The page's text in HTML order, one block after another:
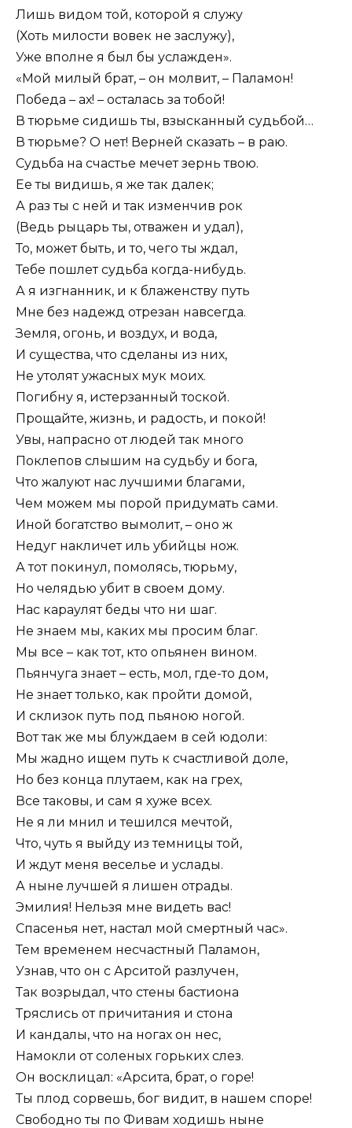
Лишь видом той, которой я служу
(Хоть милости вовек не заслужу),
Уже вполне я был бы услажден».
«Мой милый брат, – он молвит, – Паламон!
Победа – ах! – осталась за тобой!
В тюрьме сидишь ты, взысканный судьбой…
В тюрьме? О нет! Верней сказать – в раю.
Судьба на счастье мечет зернь твою.
Ее ты видишь, я же так далек;
А раз ты с ней и так изменчив рок
(Ведь рыцарь ты, отважен и удал),
То, может быть, и то, чего ты ждал,
Тебе пошлет судьба когда-нибудь.
А я изгнанник, и к блаженству путь
Мне без надежд отрезан навсегда.
Земля, огонь, и воздух, и вода,
И существа, что сделаны из них,
Не утолят ужасных мук моих.
Погибну я, истерзанный тоской.
Прощайте, жизнь, и радость, и покой!
Увы, напрасно от людей так много
Поклепов слышим на судьбу и бога,
Что жалуют нас лучшими благами,
Чем можем мы порой придумать сами.
Иной богатство вымолит, – оно ж
Недуг накличет иль убийцы нож.
А тот покинул, помолясь, тюрьму,
Но челядью убит в своем дому.
Нас караулят беды что ни шаг.
Не знаем мы, каких мы просим благ.
Мы все – как тот, кто опьянен вином.
Пьянчуга знает – есть, мол, где-то дом,
Не знает только, как пройти домой,
И склизок путь под пьяною ногой.
Вот так же мы блуждаем в сей юдоли:
Мы жадно ищем путь к счастливой доле,
Но без конца плутаем, как на грех,
Все таковы, и сам я хуже всех.
Не я ли мнил и тешился мечтой,
Что, чуть я выйду из темницы той,
И ждут меня веселье и услады.
А ныне лучшей я лишен отрады.
Эмилия! Нельзя мне видеть вас!
Спасенья нет, настал мой смертный час».
Тем временем несчастный Паламон,
Узнав, что он с Арситой разлучен,
Так возрыдал, что стены бастиона
Тряслись от причитания и стона
И кандалы, что на ногах он нес,
Намокли от соленых горьких слез.
Он восклицал: «Арсита, брат, о горе!
Ты плод сорвешь, бог видит, в нашем споре!
Свободно ты по Фивам ходишь ныне